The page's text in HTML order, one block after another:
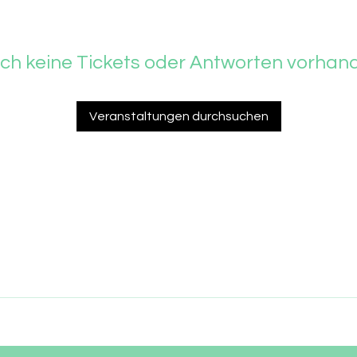
keine Tickets oder Antworten
Veranstaltungen durchsuchen